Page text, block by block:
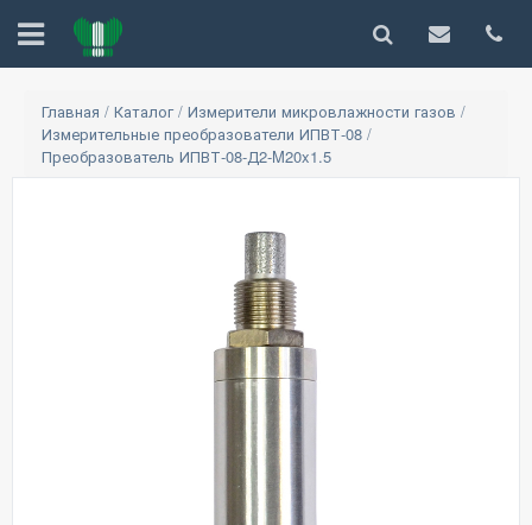
Главная / Каталог/ Измерители микровлажности газов /
Измерительные преобразователи ИПВТ-08 /
Преобразователь ИПВТ-08-Д2-M20x1.5